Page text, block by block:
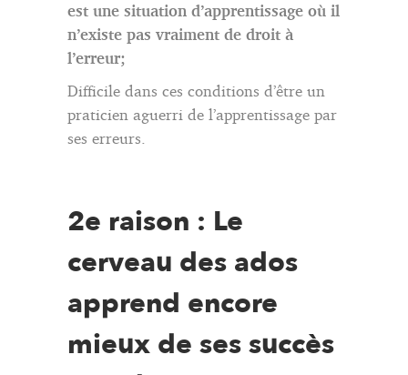
est une situation d’apprentissage où il
n’existe pas vraiment de droit à
l’erreur;
Difficile dans ces conditions d’être un
praticien aguerri de l’apprentissage par
ses erreurs.
2e raison : Le
cerveau des ados
apprend encore
mieux de ses succès